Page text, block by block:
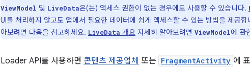
ViewModel 및 LiveData은(는) 액세스 권한이 없는 경우에도 사용할 수 있습니다.
UI를 처리하지 않고도 앱에서 필요한 데이터에 쉽게 액세스할 수 있는 방법을 제공
아보려면 다음을 참고하세요. LiveData 개요 자세히 알아보려면 ViewModel에 관
Loader API를 사용하면 콘텐츠 제공업체 또는 FragmentActivity 에